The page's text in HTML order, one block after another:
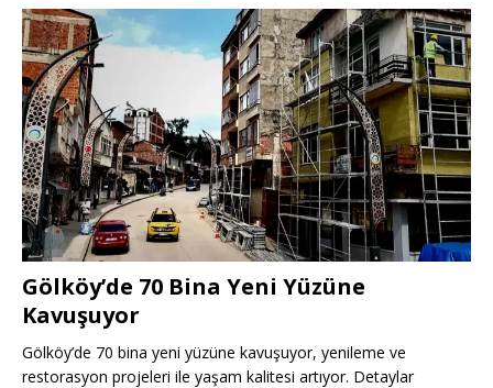
Gölköy’de 70 Bina Yeni Yüzüne
Kavuşuyor
Gölköy’de 70 bina yeni yüzüne kavuşuyor, yenileme ve
restorasyon projeleri ile yaşam kalitesi artıyor. Detaylar